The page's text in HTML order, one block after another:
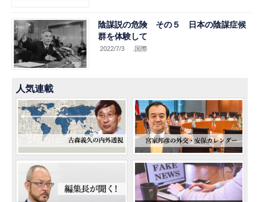
陰謀説の危険 その５ 日本の陰謀症候
群を体験して
2022/7/3 .国際
人気連載